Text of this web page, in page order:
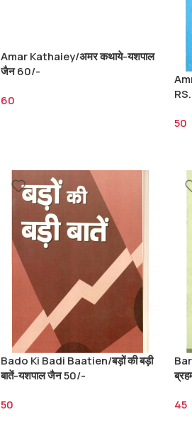
Amar Kathaiey/अमर कथाये-यशपाल
जैन 60/-
60
50
Bado Ki Badi Baatien/बड़ों की बड़ी
बातें-यशपाल जैन 50/-
50
45